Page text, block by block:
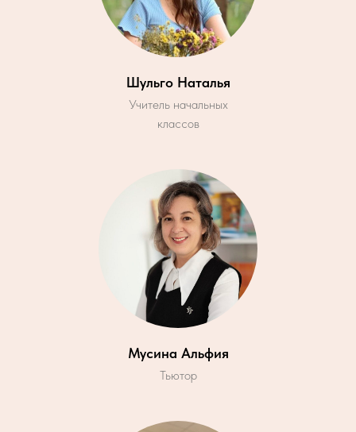
Шульго Наталья
Учитель начальных
классов
Мусина Альфия
Тьютор